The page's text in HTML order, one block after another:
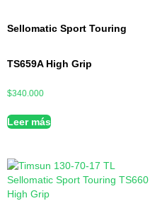
Sellomatic Sport Touring
TS659A High Grip
$340.000
Leer más